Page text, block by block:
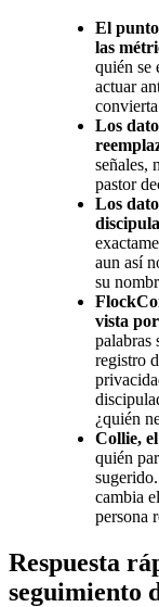
El punto
las
quién se
actuar
Los
señales,
pastor
Los
aun así
su
vista
palabras
registro
¿quién
Collie,
quién
cambia
persona
Respuesta
seguimiento